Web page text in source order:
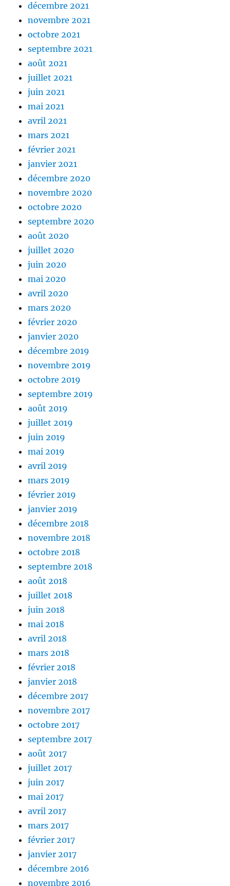
décembre 2021
novembre 2021
octobre 2021
septembre 2021
août 2021
juillet 2021
juin 2021
mai 2021
avril 2021
mars 2021
février 2021
janvier 2021
décembre 2020
novembre 2020
octobre 2020
septembre 2020
août 2020
juillet 2020
juin 2020
mai 2020
avril 2020
mars 2020
février 2020
janvier 2020
décembre 2019
novembre 2019
octobre 2019
septembre 2019
août 2019
juillet 2019
juin 2019
mai 2019
avril 2019
mars 2019
février 2019
janvier 2019
décembre 2018
novembre 2018
octobre 2018
septembre 2018
août 2018
juillet 2018
juin 2018
mai 2018
avril 2018
mars 2018
février 2018
janvier 2018
décembre 2017
novembre 2017
octobre 2017
septembre 2017
août 2017
juillet 2017
juin 2017
mai 2017
avril 2017
mars 2017
février 2017
janvier 2017
décembre 2016
novembre 2016